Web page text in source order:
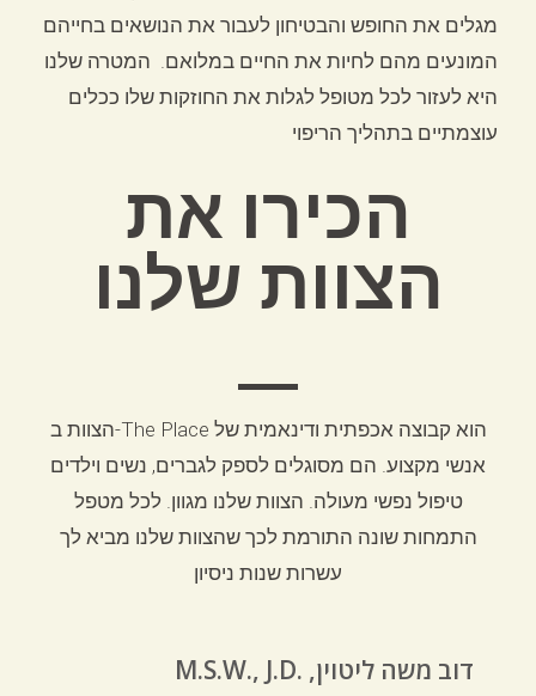
מגלים את החופש והבטיחון לעבור את הנושאים בחייהם
המונעים מהם לחיות את החיים במלואם. המטרה שלנו
היא לעזור לכל מטופל לגלות את החוזקות שלו ככלים
עוצמתיים בתהליך הריפוי
הכירו את
הצוות שלנו
הצוות ב-The Place הוא קבוצה אכפתית ודינאמית של
אנשי מקצוע. הם מסוגלים לספק לגברים, נשים וילדים
טיפול נפשי מעולה. הצוות שלנו מגוון. לכל מטפל
התמחות שונה התורמת לכך שהצוות שלנו מביא לך
עשרות שנות ניסיון
M.S.W., J.D. ,דוב משה ליטוין